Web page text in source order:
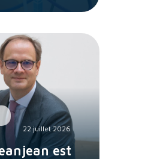
22 juillet 2026
est